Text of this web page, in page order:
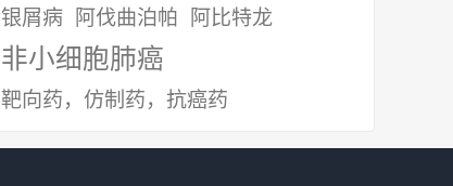
银屑病
阿伐曲泊帕 阿比特龙
非小细胞肺癌
靶向药，仿制药，抗癌药